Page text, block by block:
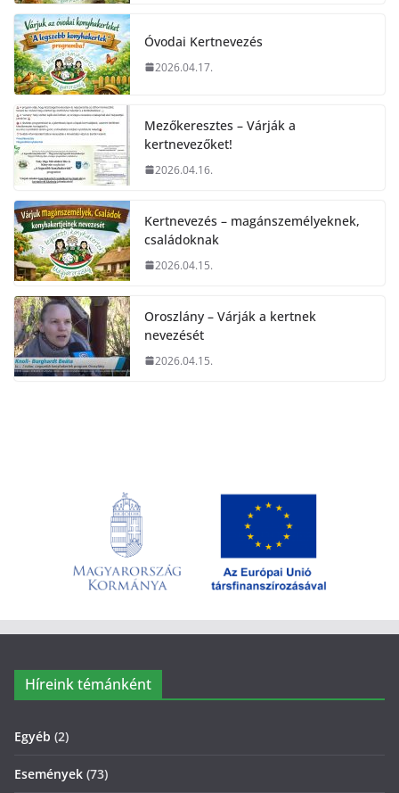
Óvodai Kertnevezés
2026.04.17.
Mezőkeresztes – Várják a
kertnevezőket!
2026.04.16.
Kertnevezés – magánszemélyeknek,
családoknak
2026.04.15.
Oroszlány – Várják a kertnek
nevezését
2026.04.15.
Híreink témánként
Egyéb (2)
Események (73)